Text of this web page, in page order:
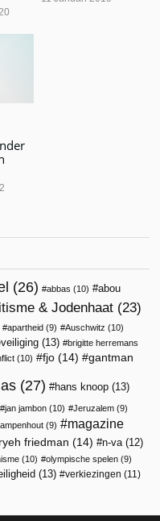
(26) abbas (10)
abou
& Jodenhaat (23)
apartheid (9) Auschwitz (10)
(13)
brigitte herremans
(10) fjo (14) gantman
(27) hans knoop (13)
jan jambon (10) Jeruzalem (9)
(9)
magazine
friedman (14) n-va(12)
(10) olympische spelen (9)
(13) verkiezingen (11)